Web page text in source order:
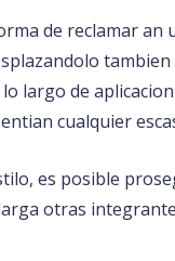
de reclamar an
largo de
cualquier
es posible
otras